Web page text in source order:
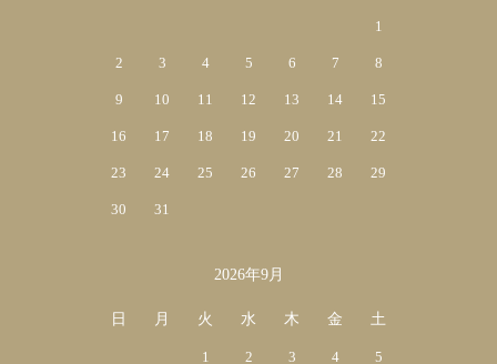
1
2 3 4 5 6 7 8
9 10 11 12 13 14 15
16 17 18 19 20 21 22
23 24 25 26 27 28 29
30 31
2026年9月
日 月 火 水 木 金 土
1 2 3 4 5